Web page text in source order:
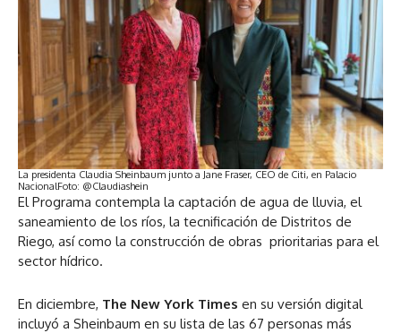
La presidenta Claudia Sheinbaum junto a Jane Fraser, CEO de Citi, en Palacio
NacionalFoto: @Claudiashein
El Programa contempla la captación de agua de lluvia, el
saneamiento de los ríos, la tecnificación de Distritos de
Riego, así como la construcción de obras prioritarias para el
sector hídrico.
En diciembre, The New York Times en su versión digital
incluyó a Sheinbaum en su lista de las 67 personas más